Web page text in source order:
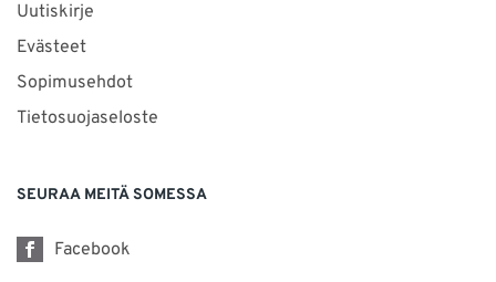
Uutiskirje
Evästeet
Sopimusehdot
Tietosuojaseloste
SEURAA MEITÄ SOMESSA
Facebook